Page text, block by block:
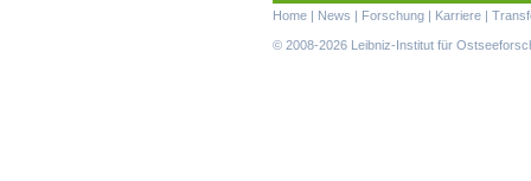
Navigation
überspringen
Home | News | Forschung | Karriere |
© 2008-2026 Leibniz-Institut für